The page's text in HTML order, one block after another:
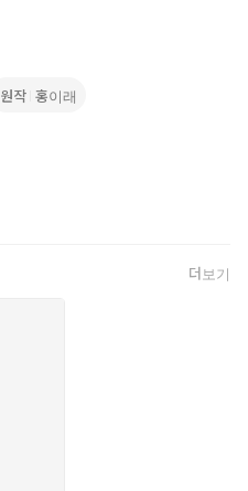
팔아서 수금하거든."
원작 홍이래
더보기